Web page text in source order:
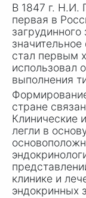
В 1847 г. Н.И.
первая в
стал первым
использовал
выполнения
стране
Клинические
легли в
клинике и
эндокринных